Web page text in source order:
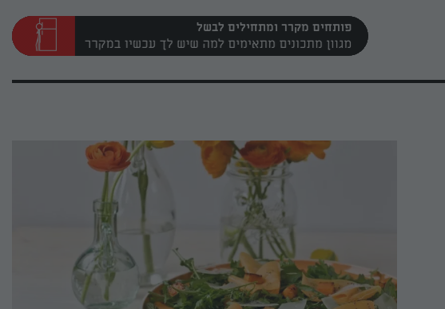
פותחים מקרר ומתחילים לבשל